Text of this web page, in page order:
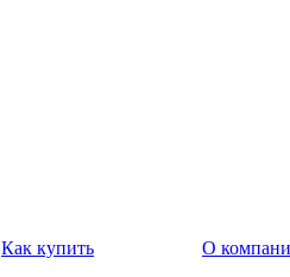
Как купить
О